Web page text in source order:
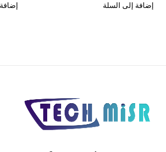
إضافة إلى السلة